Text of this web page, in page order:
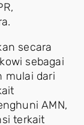
secara
sebagai
mulai dari
AMN,
terkait